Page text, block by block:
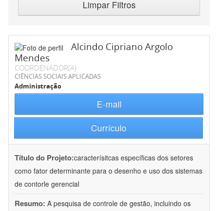
Limpar Filtros
Alcindo Cipriano Argolo
Mendes
COORDENADOR(A)
CIÊNCIAS SOCIAIS APLICADAS
Administração
E-mail
Currículo
Título do Projeto:caracterísitcas específicas dos setores
como fator determinante para o desenho e uso dos sistemas
de contorle gerencial
Resumo: A pesquisa de controle de gestão, incluindo os